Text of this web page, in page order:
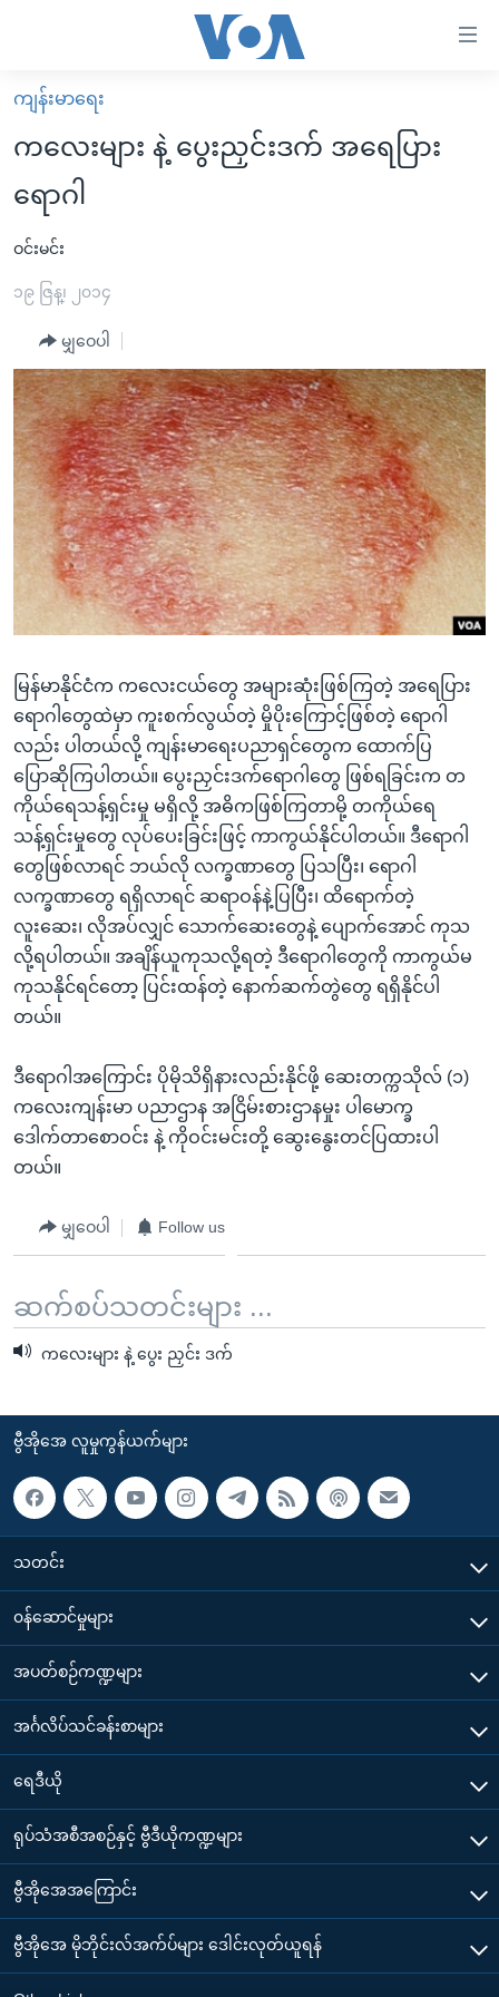
လွယ်ကူ
စေ
Link
များ
ပင်မ
ကျော်
ကြည့်
ရန်
ပင်မ
အ
ညွန်း
စာမျက်နှာ
ရန်
ရှာဖွေ
ရန်
နေရာ
သို့
ကျော်
ရန်
မူလစာမျက်နှာ
မြန်မာ
ကမ္ဘာ့သတင်းများ
နိုင်ငံတကာ
အမေရိကန်
အစ္စရေး-ပါလက်စတိုင်း
ဗွီဒီယို
သတင်းလွတ်လပ်ခွင့်
အင်္ဂလိပ်စာလေ့လာမယ်
အမေရိကန်သုံးအီဒီယံ
မကြေးမုံရဲ့ အင်္ဂလိပ်စာ
ရုပ်ရှင်ထဲက အင်္ဂလိပ်စာ
သုတပဒေသာ အင်္ဂလိပ်စာ
အပတ်စဉ်ကဏ္ဍများ
ရေဒီယို
တီဗွီ
ရေဒီယိုနှင့်ရုပ်သံ အချက်အလက်များ
ရေဒီယို/တီဗွီအစီအစဉ်
Learning English
ဗွီအိုအေ လူမှုကွန်ယက်များ
ဘာသာစကားများ
ကျန်းမာရေး
ကလေးများ နဲ့ ပွေးညှင်းဒက် အရေပြား
ရောဂါ
ဝင်းမင်း
၁၉ ဇြန္၊ ၂၀၁၄
မျှဝေပါ
မြန်မာနိုင်ငံက ကလေးငယ်တွေ အများဆုံးဖြစ်ကြတဲ့ အရေပြား
ရောဂါတွေထဲမှာ ကူးစက်လွယ်တဲ့ မှိုပိုးကြောင့်ဖြစ်တဲ့ ရောဂါ
လည်း ပါတယ်လို့ ကျန်းမာရေးပညာရှင်တွေက ထောက်ပြ
ပြောဆိုကြပါတယ်။ ပွေးညှင်းဒက်ရောဂါတွေ ဖြစ်ရခြင်းက တ
ကိုယ်ရေသန့်ရှင်းမှု မရှိလို့ အဓိကဖြစ်ကြတာမို့ တကိုယ်ရေ
သန့်ရှင်းမှုတွေ လုပ်ပေးခြင်းဖြင့် ကာကွယ်နိုင်ပါတယ်။ ဒီရောဂါ
တွေဖြစ်လာရင် ဘယ်လို လက္ခဏာတွေ ပြသပြီး၊ ရောဂါ
လက္ခဏာတွေ ရရှိလာရင် ဆရာဝန်နဲ့ပြပြီး၊ ထိရောက်တဲ့
လူးဆေး၊ လိုအပ်လျှင် သောက်ဆေးတွေနဲ့ ပျောက်အောင် ကုသ
လို့ရပါတယ်။ အချိန်ယူကုသလို့ရတဲ့ ဒီရောဂါတွေကို ကာကွယ်မ
ကုသနိုင်ရင်တော့ ပြင်းထန်တဲ့ နောက်ဆက်တွဲတွေ ရရှိနိုင်ပါ
တယ်။
ဒီရောဂါအကြောင်း ပိုမိုသိရှိနားလည်းနိုင်ဖို့ ဆေးတက္ကသိုလ် (၁)
ကလေးကျန်းမာ ပညာဌာန အငြိမ်းစားဌာနမှုး ပါမောက္ခ
ဒေါက်တာစောဝင်း နဲ့ ကိုဝင်းမင်းတို့ ဆွေးနွေးတင်ပြထားပါ
တယ်။
မျှဝေပါ Follow us
ဆက်စပ်သတင်းများ ...
ကလေးများ နဲ့ ပွေး ညှင်း ဒက်
ဗွီအိုအေ လူမှုကွန်ယက်များ
သတင်း
၀န်ဆောင်မှုများ
အပတ်စဉ်ကဏ္ဍများ
အင်္ဂလိပ်သင်ခန်းစာများ
ရေဒီယို
ရုပ်သံအစီအစဉ်နှင့် ဗွီဒီယိုကဏ္ဍများ
ဗွီအိုအေအကြောင်း
ဗွီအိုအေ မိုဘိုင်းလ်အက်ပ်များ ဒေါင်းလုတ်ယူရန်